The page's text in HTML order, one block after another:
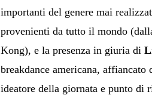
importanti del genere mai
provenienti da tutto il mondo
Kong), e la presenza in giuria di
breakdance americana, affiancato
ideatore della giornata e punto di